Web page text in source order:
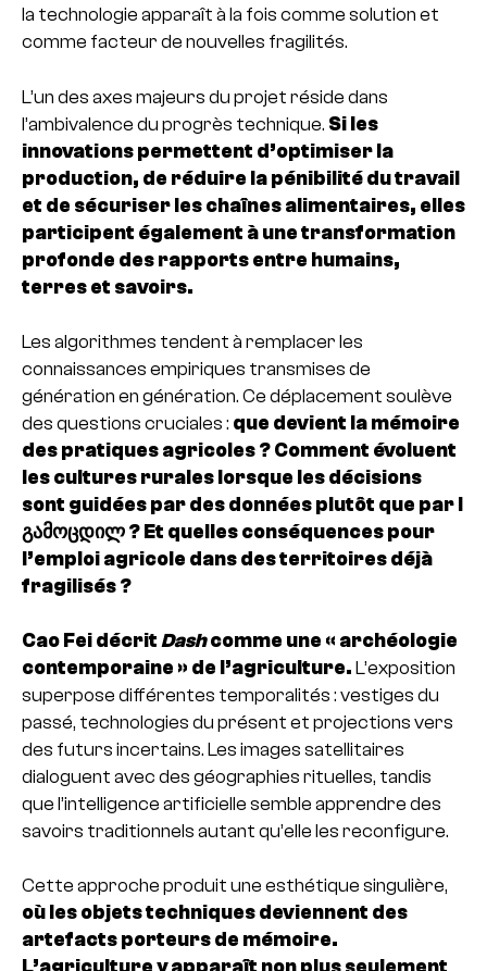
la technologie apparaît à la fois comme solution et
comme facteur de nouvelles fragilités.
L’un des axes majeurs du projet réside dans
l’ambivalence du progrès technique. Si les
innovations permettent d’optimiser la
production, de réduire la pénibilité du travail
et de sécuriser les chaînes alimentaires, elles
participent également à une transformation
profonde des rapports entre humains,
terres et savoirs.
Les algorithmes tendent à remplacer les
connaissances empiriques transmises de
génération en génération. Ce déplacement soulève
des questions cruciales : que devient la mémoire
des pratiques agricoles ? Comment évoluent
les cultures rurales lorsque les décisions
sont guidées par des données plutôt que par l
გამოცდილ ? Et quelles conséquences pour
l’emploi agricole dans des territoires déjà
fragilisés ?
Cao Fei décrit Dashcomme une « archéologie
contemporaine » de l’agriculture. L’exposition
superpose différentes temporalités : vestiges du
passé, technologies du présent et projections vers
des futurs incertains. Les images satellitaires
dialoguent avec des géographies rituelles, tandis
que l’intelligence artificielle semble apprendre des
savoirs traditionnels autant qu’elle les reconfigure.
Cette approche produit une esthétique singulière,
où les objets techniques deviennent des
artefacts porteurs de mémoire.